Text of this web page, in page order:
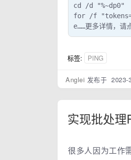
cd /d "%~dp0"
for /f
e……更多详情，请
标签: PING
Anglei 发布于 2023-
实现批处
很多人因为工作